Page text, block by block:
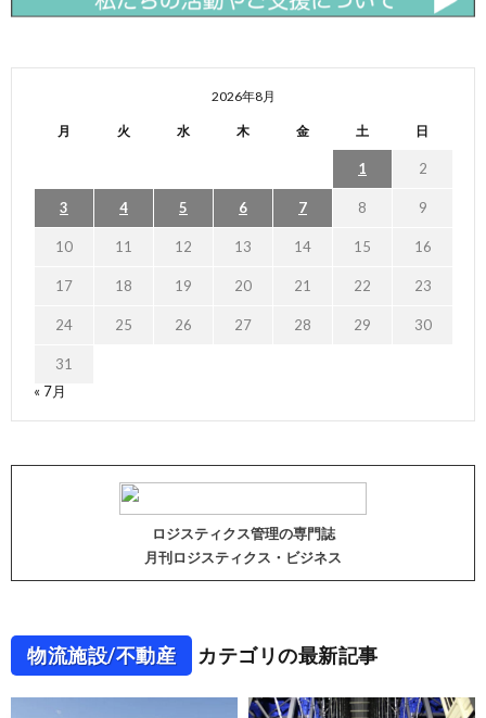
2026年8月
月 火 水 木 金 土 日
1 2
3 4 5 6 7 8 9
10 11 12 13 14 15 16
17 18 19 20 21 22 23
24 25 26 27 28 29 30
31
« 7月
ロジスティクス管理の専門誌
月刊ロジスティクス・ビジネス
物流施設/不動産 カテゴリの最新記事